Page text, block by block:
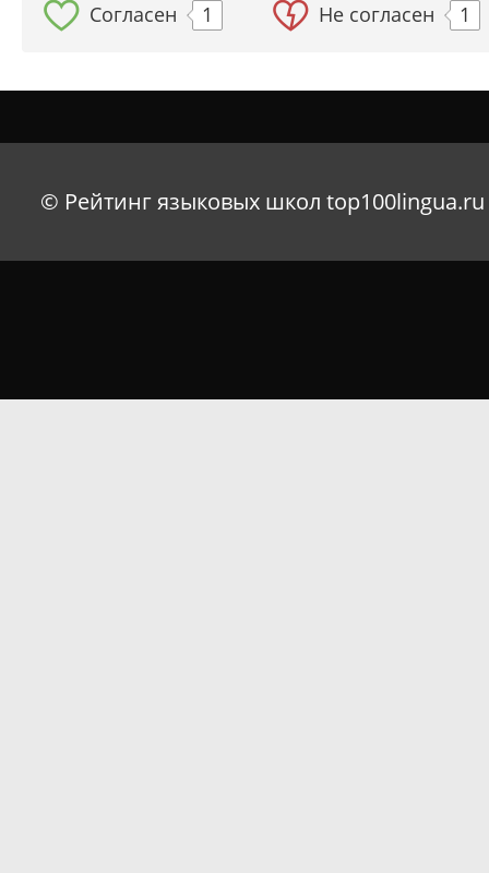
Согласен 1 Не согласен 1
© Рейтинг языковых школ top100lingua.ru